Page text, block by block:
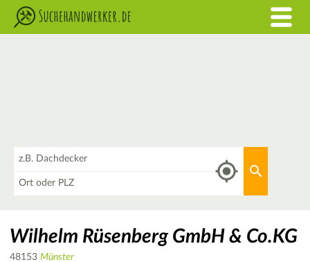
Wilhelm Rüsenberg GmbH & Co.KG
48153 Münster